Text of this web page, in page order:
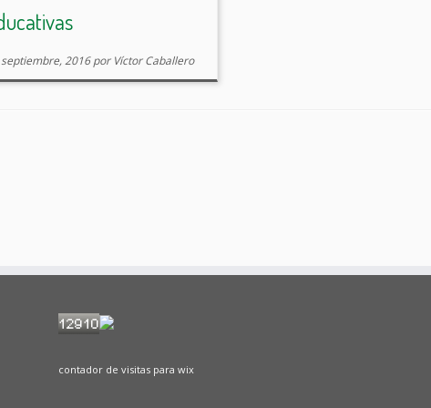
2016 por Víctor Caballero
contador de visitas para wix